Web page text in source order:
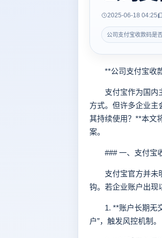
2025-06-18 04:25
公司支付宝收款码是
**公司支付宝收款
支付宝作为国内主
方式。但许多企业主
其持续使用？**本文
案。
### 一、支付宝收
支付宝官方并未明
钩。若企业账户出现
1. **账户长期无交
户”，触发风控机制。